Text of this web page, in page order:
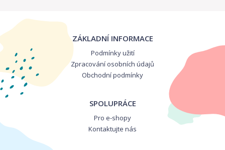
ZÁKLADNÍ INFORMACE
Podmínky užití
Zpracování osobních údajů
Obchodní podmínky
SPOLUPRÁCE
Pro e-shopy
Kontaktujte nás